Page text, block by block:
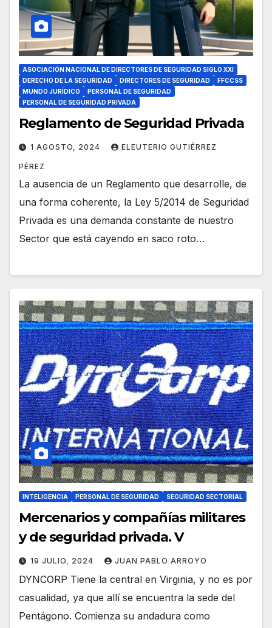
ASOCIACIÓN NACIONAL DE DIRECTORES DE SEGURIDAD SIGLO XXI
DERECHO DE LA SEGURIDAD
DIRECTORES DE SEGURIDAD
FFCCSS
MUNDO JURÍDICO
PERSONAL DE SEGURIDAD
PERSONAL DE SEGURIDAD PRIVADA
Reglamento de Seguridad Privada
1 AGOSTO, 2024 ELEUTERIO GUTIÉRREZ
PÉREZ
La ausencia de un Reglamento que desarrolle, de
una forma coherente, la Ley 5/2014 de Seguridad
Privada es una demanda constante de nuestro
Sector que está cayendo en saco roto…
INTELIGENCIA PERSONAL DE SEGURIDAD SEGURIDAD SECTORIAL
Mercenarios y compañías militares
y de seguridad privada. V
19 JULIO, 2024 JUAN PABLO ARROYO
DYNCORP Tiene la central en Virginia, y no es por
casualidad, ya que allí se encuentra la sede del
Pentágono. Comienza su andadura como